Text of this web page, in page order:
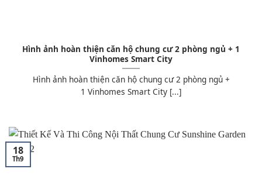
Hình ảnh hoàn thiện căn hộ chung cư 2 phòng ngủ + 1
Vinhomes Smart City
Hình ảnh hoàn thiện căn hộ chung cư 2 phòng ngủ +
1 Vinhomes Smart City [...]
18
Th9